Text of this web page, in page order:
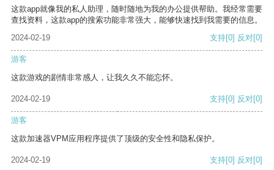
这款app就像我的私人助理，随时随地为我的办公提供帮助。我经常需要
查找资料，这款app的搜索功能非常强大，能够快速找到我需要的信息。
2024-02-19
支持[0] 反对[0]
游客
这款游戏的剧情非常感人，让我久久不能忘怀。
2024-02-19 支持[0] 反对[0]
游客
这款加速器VPM应用程序提供了顶级的安全性和隐私保护。
2024-02-19 支持[0] 反对[0]